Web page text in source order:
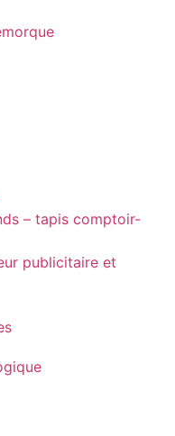
– tapis comptoir-
publicitaire et